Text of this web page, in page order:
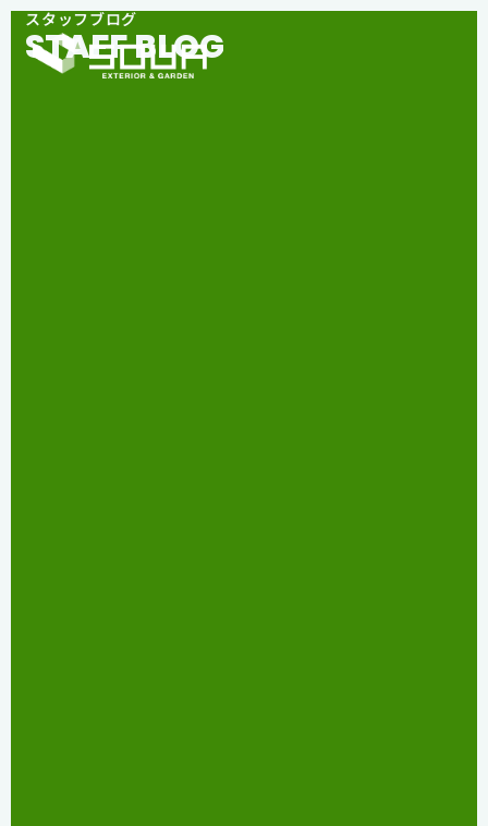
スタッフブログ
STAFF BLOG